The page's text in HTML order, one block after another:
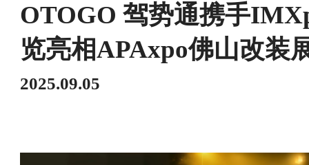
OTOGO 驾势通携手
览亮相APAxpo佛山改装
2025.09.05